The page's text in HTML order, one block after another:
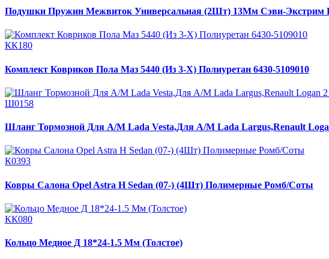
Подушки Пружин Межвиток Универсальная (2Шт) 13Мм Сэви-Экстрим
КК180
Комплект Ковриков Пола Маз 5440 (Из 3-Х) Полиуретан 6430-5109010
Ш0158
Шланг Тормозной Для А/М Lada Vesta,Для А/М Lada Largus,Renault
К0393
Ковры Салона Opel Astra H Sedan (07-) (4Шт) Полимерные Ромб/Соты
КК080
Кольцо Медное Д 18*24-1.5 Мм (Толстое)